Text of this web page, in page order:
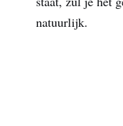
natuurlijk.